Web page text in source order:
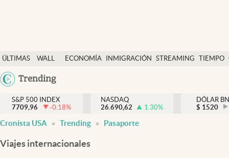
ÚLTIMAS
NOTICIAS
WALL
DÓLAR
ECONOMÍA INMIGRACIÓN STREAMING TIEMPO
México
Trending
Finanzas y economía
Wall Street y dólar
Inmigración
S&P 500 INDEX
7709,96
-0.18%
NASDAQ
26.690,62
1.30%
DÓLAR
$ 1520
Cronista USA Trending Pasaporte
Viajes internacionales